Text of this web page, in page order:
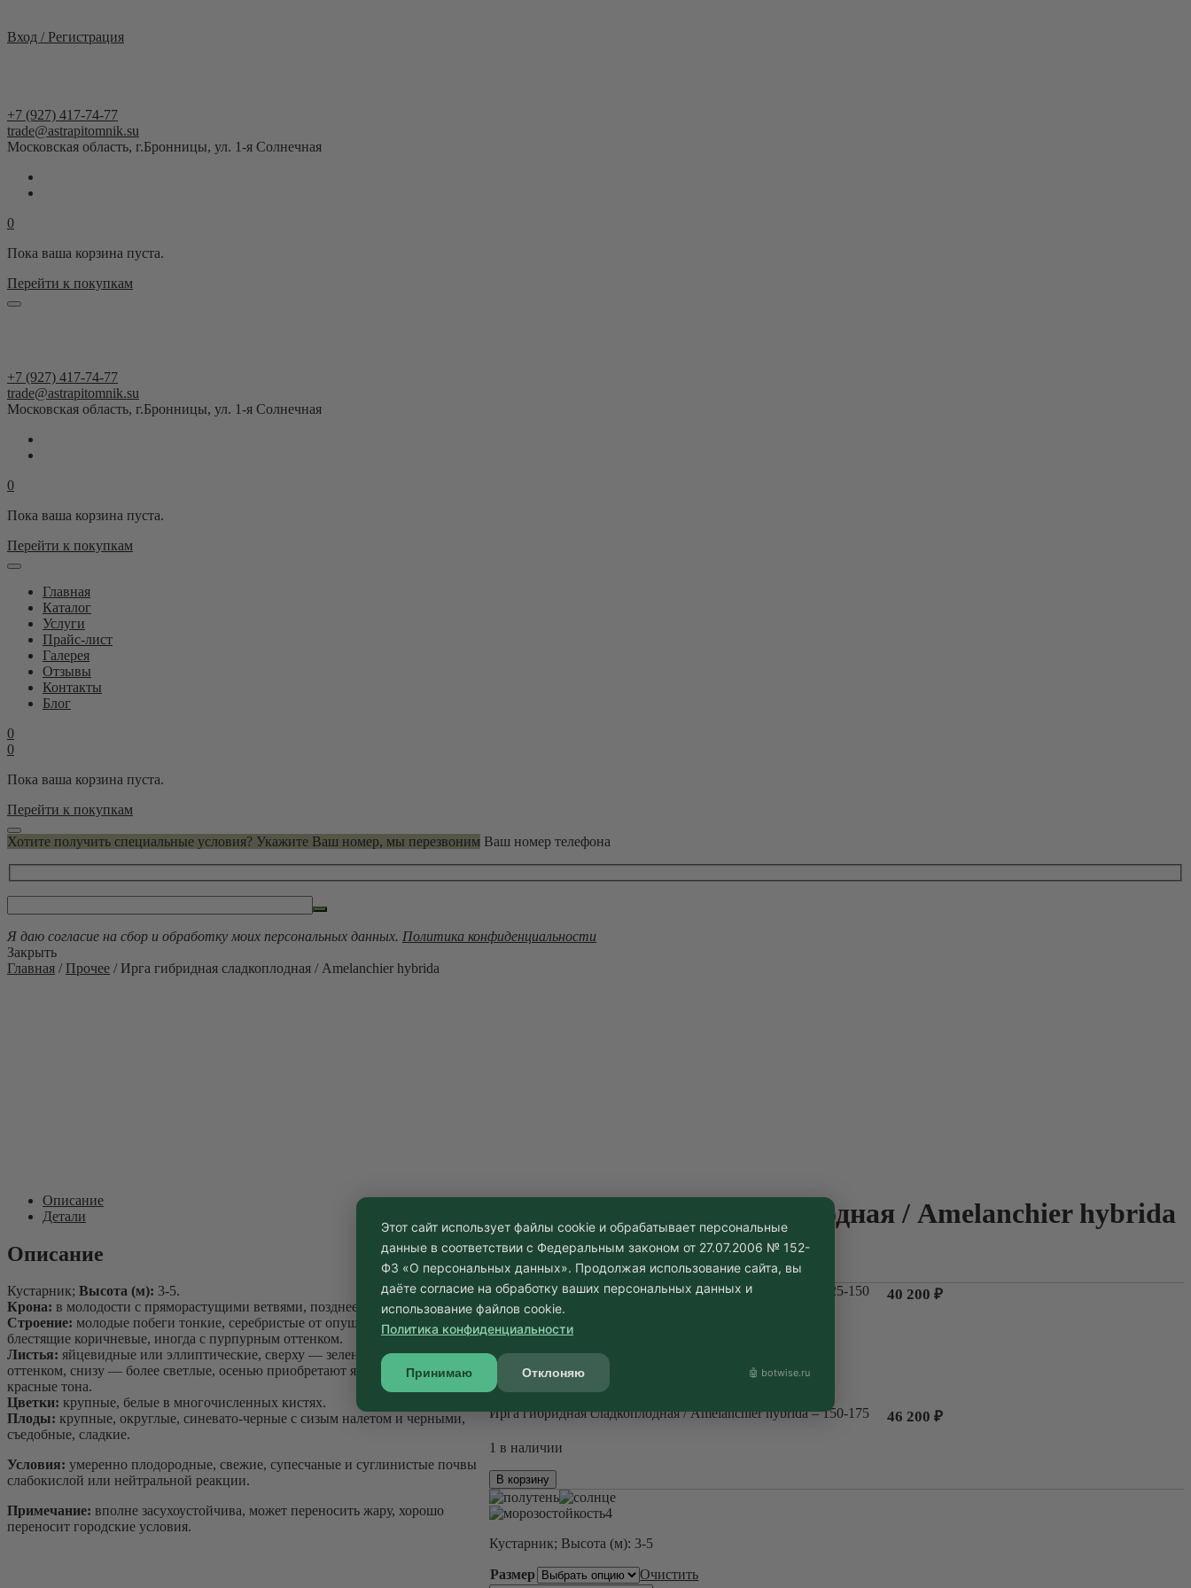
Вход / Регистрация
+7 (927) 417-74-77
trade@astrapitomnik.su
Московская область, г.Бронницы, ул. 1-я Солнечная
0
Пока ваша корзина пуста.
Перейти к покупкам
+7 (927) 417-74-77
trade@astrapitomnik.su
Московская область, г.Бронницы, ул. 1-я Солнечная
0
Пока ваша корзина пуста.
Перейти к покупкам
Главная
Каталог
Услуги
Прайс-лист
Галерея
Отзывы
Контакты
Блог
0
0
Пока ваша корзина пуста.
Перейти к покупкам
Хотите получить специальные условия? Укажите Ваш номер, мы перезвоним Ваш номер телефона
Я даю согласие на сбор и обработку моих персональных данных. Политика конфиденциальности
Закрыть
Главная / Прочее / Ирга гибридная сладкоплодная / Amelanchier hybridа
Ирга гибридная сладкоплодная / Amelanchier hybridа
–46 200
Ирга гибридная сладкоплодная / Amelanchier hybridа – 125-150 40 200₽
14 в наличии
Количество
товара
Ирга
сладкоплодная
Amelanchier
hybridа
В корзину
Ирга гибридная сладкоплодная / Amelanchier hybridа – 150-175 46 200₽
1 в наличии
Количество
товара
Ирга
гибридная
сладкоплодная
Amelanchier
В корзину
4
Кустарник; Высота (м): 3-5
Размер
Очистить
Описание
Детали
Описание
Кустарник; Высота (м): 3-5.
Крона: в молодости с пряморастущими ветвями, позднее более раскидистая.
Строение: молодые побеги тонкие, серебристые от опушения, позднее голые,
блестящие коричневые, иногда с пурпурным оттенком.
Листья: яйцевидные или эллиптические, сверху — зеленые с сизоватым
оттенком, снизу — более светлые, осенью приобретают яркие оранжево-
красные тона.
Цветки: крупные, белые в многочисленных кистях.
Плоды: крупные, округлые, синевато-черные с сизым налетом и черными,
съедобные, сладкие.
Условия: умеренно плодородные, свежие, супесчаные и суглинистые почвы
слабокислой или нейтральной реакции.
Примечание: вполне засухоустойчива, может переносить жару, хорошо
переносит городские условия.
Этот сайт использует файлы cookie и обрабатывает персональные
данные в соответствии с Федеральным законом от 27.07.2006 № 152-
ФЗ «О персональных данных». Продолжая использование сайта, вы
даёте согласие на обработку ваших персональных данных и
использование файлов cookie.
Политика конфиденциальности
Принимаю Отклоняю 🤖 botwise.ru